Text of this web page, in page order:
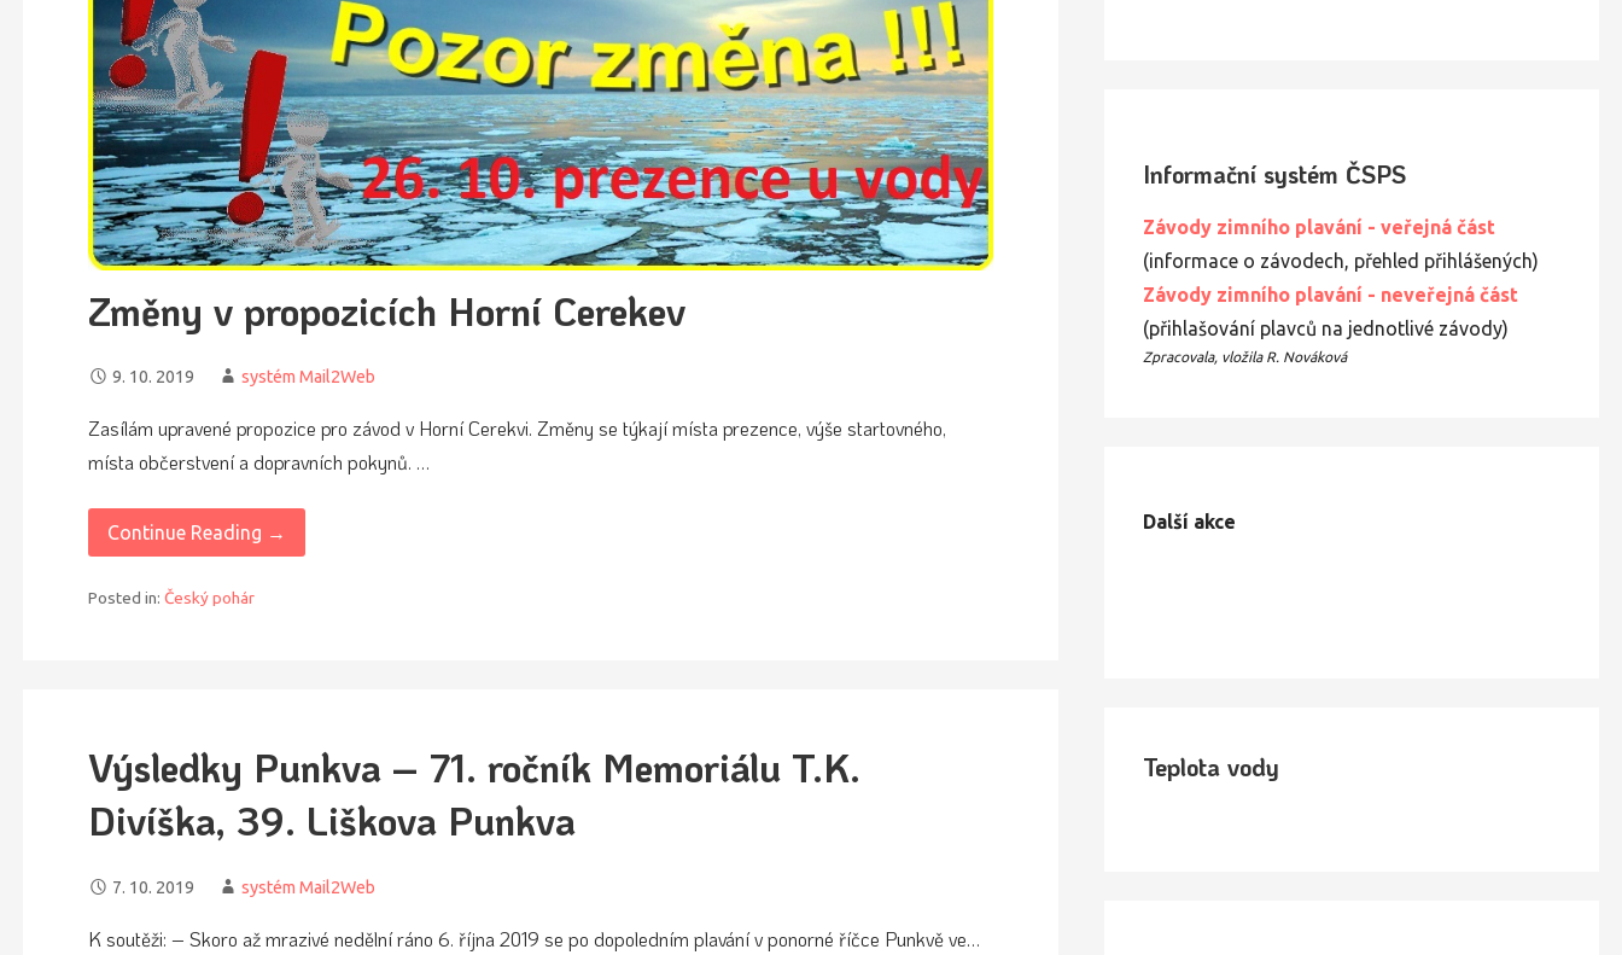
Změny v propozicích Horní Cerekev
9. 10. 2019 systém Mail2Web
Zasílám upravené propozice pro závod v Horní Cerekvi. Změny se týkají místa prezence, výše startovného,
místa občerstvení a dopravních pokynů. …
Continue Reading →
Posted in: Český pohár
Výsledky Punkva – 71. ročník Memoriálu T.K.
Divíška, 39. Liškova Punkva
7. 10. 2019 systém Mail2Web
K soutěži: – Skoro až mrazivé nedělní ráno 6. října 2019 se po dopoledním plavání v ponorné říčce Punkvě ve…
Informační systém ČSPS
Závody zimního plavání - veřejná část
(informace o závodech, přehled přihlášených)
Závody zimního plavání - neveřejná část
(přihlašování plavců na jednotlivé závody)
Zpracovala, vložila R. Nováková
Další akce
Teplota vody